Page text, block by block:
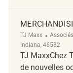
TJ Maxx Catégorie
Indiana, 46582
TJ MaxxChez
de nouvelles